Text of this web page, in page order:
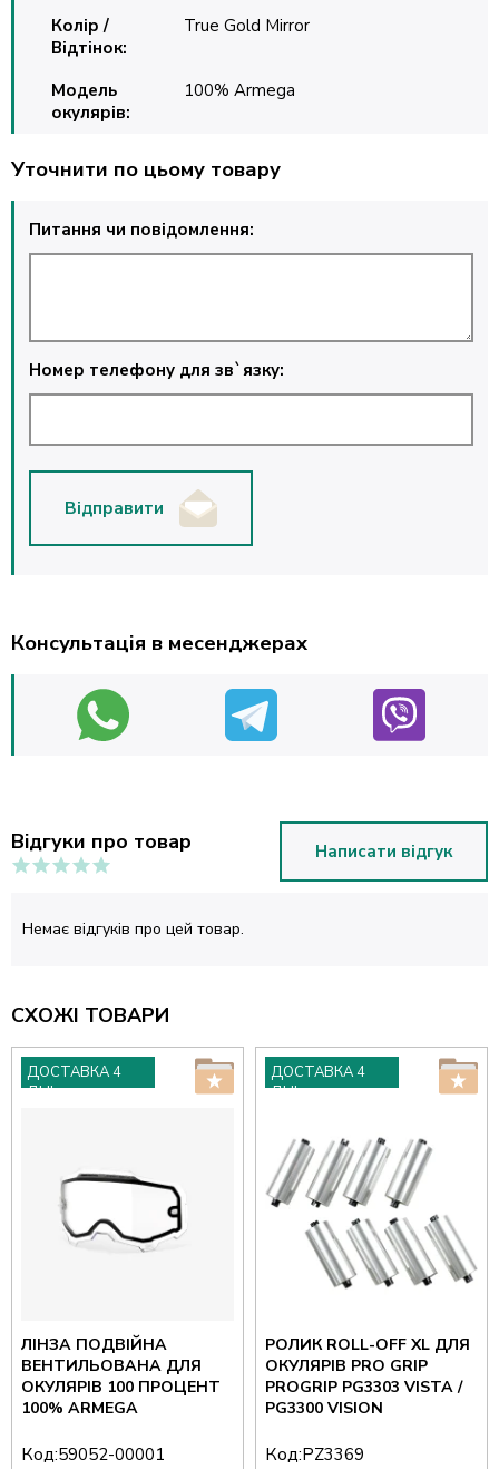
Колір /
Відтінок:
True Gold Mirror
Модель
окулярів:
100% Armega
Уточнити по цьому товару
Питання чи повідомлення:
Номер телефону для зв`язку:
Відправити
Консультація в месенджерах
Відгуки про товар Написати відгук
Немає відгуків про цей товар.
СХОЖІ ТОВАРИ
ДОСТАВКА 4
ДНІ
ЛІНЗА ПОДВІЙНА
ВЕНТИЛЬОВАНА ДЛЯ
ОКУЛЯРІВ 100 ПРОЦЕНТ
100% ARMEGA
Код:59052-00001
ДОСТАВКА 4
ДНІ
РОЛИК ROLL-OFF XL ДЛЯ
ОКУЛЯРІВ PRO GRIP
PROGRIP PG3303 VISTA /
PG3300 VISION
Код:PZ3369